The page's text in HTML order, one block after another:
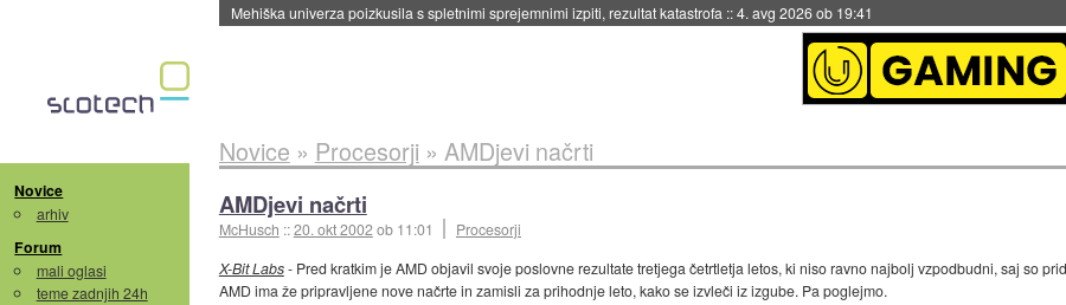
Mehiška univerza poizkusila s spletnimi sprejemnimi izpiti, rezultat katastrofa ::4. avg 2026 ob 19:41
Novice
arhiv
Forum
mali oglasi
teme zadnjih 24h
Novice » Procesorji » AMDjevi načrti
AMDjevi načrti
McHusch ::20. okt 2002ob 11:01
Procesorji
X-Bit Labs- Pred kratkim je AMD objavil svoje poslovne rezultate tretjega četrtletja letos, ki niso ravno najbolj vzpodbudni, saj so
AMD ima že pripravljene nove načrte in zamisli za prihodnje leto, kako se izvleči iz izgube. Pa poglejmo.